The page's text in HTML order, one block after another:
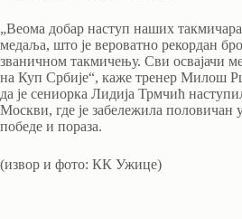
„Веома добар наступ наших
медаља, што је вероватно рекордан
званичном такмичењу. Сви освајачи
на Куп Србије“, каже тренер Милош
да је сениорка Лидија Трмчић
Москви, где је забележила половичан
победе и пораза.
(извор и фото: КК Ужице)